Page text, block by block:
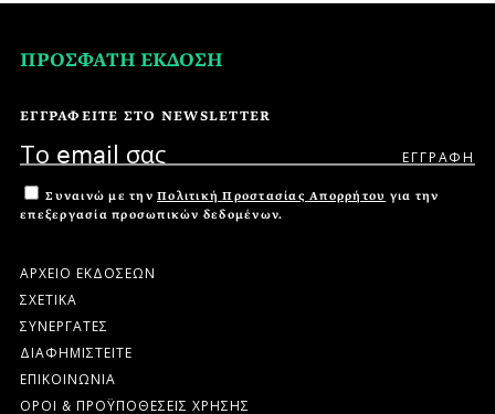
ΠΡΟΣΦΑΤΗ ΕΚΔΟΣΗ
ΕΓΓΡΑΦΕΙΤΕ ΣΤΟ NEWSLETTER
Συναινώ με την Πολιτική Προστασίας Απορρήτου για την
επεξεργασία προσωπικών δεδομένων.
ΑΡΧΕΙΟ ΕΚΔΟΣΕΩΝ
ΣΧΕΤΙΚΑ
ΣΥΝΕΡΓΑΤΕΣ
ΔΙΑΦΗΜΙΣΤΕΙΤΕ
ΕΠΙΚΟΙΝΩΝΙΑ
ΟΡΟΙ & ΠΡΟΫΠΟΘΕΣΕΙΣ ΧΡΗΣΗΣ